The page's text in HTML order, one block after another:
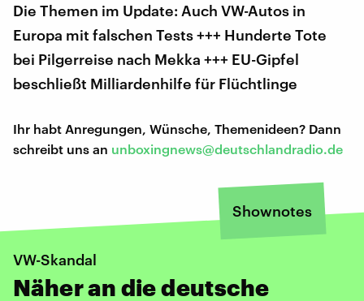
Die Themen im Update: Auch VW-Autos in
Europa mit falschen Tests +++ Hunderte Tote
bei Pilgerreise nach Mekka +++ EU-Gipfel
beschließt Milliardenhilfe für Flüchtlinge
Ihr habt Anregungen, Wünsche, Themenideen? Dann
schreibt uns an unboxingnews@deutschlandradio.de
Shownotes
VW-Skandal
Näher an die deutsche